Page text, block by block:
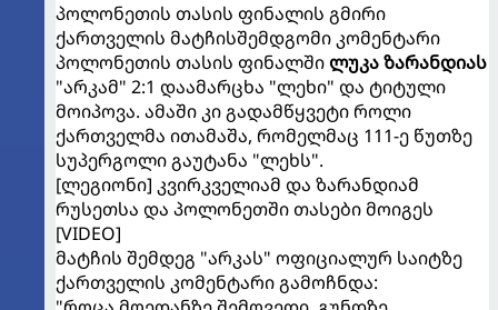
პოლონეთის თასის ფინალის გმირი
ქართველის მატჩისშემდგომი კომენტარი
პოლონეთის თასის ფინალში ლუკა ზარანდიას
"არკამ" 2:1 დაამარცხა "ლეხი" და ტიტული
მოიპოვა. ამაში კი გადამწყვეტი როლი
ქართველმა ითამაშა, რომელმაც 111-ე წუთზე
სუპერგოლი გაუტანა "ლეხს".
[ლეგიონი] კვირკველიამ და ზარანდიამ
რუსეთსა და პოლონეთში თასები მოიგეს
[VIDEO]
მატჩის შემდეგ "არკას" ოფიციალურ საიტზე
ქართველის კომენტარი გამოჩნდა: